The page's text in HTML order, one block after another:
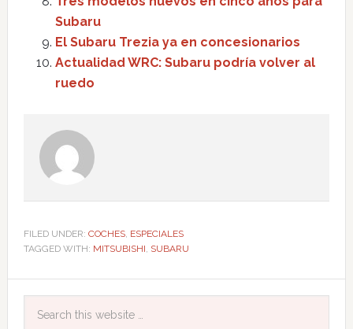
Subaru
El Subaru Trezia ya en concesionarios
Actualidad WRC: Subaru podría volver al
ruedo
FILED UNDER: COCHES, ESPECIALES
TAGGED WITH: MITSUBISHI, SUBARU